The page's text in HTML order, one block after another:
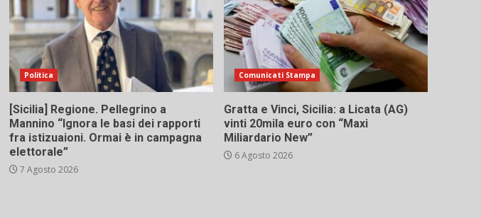
Politica
[Sicilia] Regione. Pellegrino a
Mannino “Ignora le basi dei rapporti
fra istizuaioni. Ormai è in campagna
elettorale”
7 Agosto 2026
Comunicati Stampa
Gratta e Vinci, Sicilia: a Licata (AG)
vinti 20mila euro con “Maxi
Miliardario New”
6 Agosto 2026